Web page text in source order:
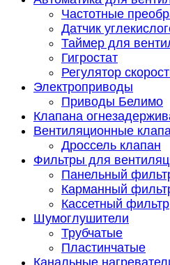
Частотные
Датчик
Таймер для
Гигростат
Регулятор
Электроприводы
Приводы Белимо
Клапана
Вентиляционные
Дроссель клапан
Фильтры для
Панельный
Карманный
Кассетный фильтр
Шумоглушители
Трубчатые
Пластинчатые
Канальные